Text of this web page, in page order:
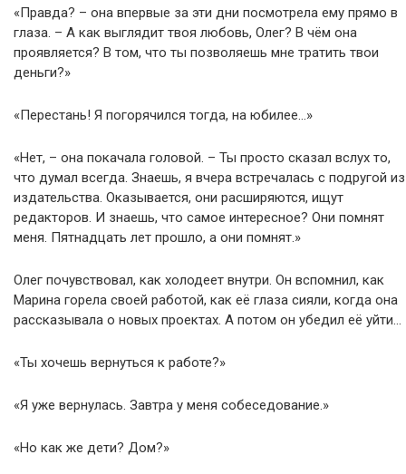
«Правда? – она впервые за эти дни посмотрела ему прямо в
глаза. – А как выглядит твоя любовь, Олег? В чём она
проявляется? В том, что ты позволяешь мне тратить твои
деньги?»
«Перестань! Я погорячился тогда, на юбилее…»
«Нет, – она покачала головой. – Ты просто сказал вслух то,
что думал всегда. Знаешь, я вчера встречалась с подругой из
издательства. Оказывается, они расширяются, ищут
редакторов. И знаешь, что самое интересное? Они помнят
меня. Пятнадцать лет прошло, а они помнят.»
Олег почувствовал, как холодеет внутри. Он вспомнил, как
Марина горела своей работой, как её глаза сияли, когда она
рассказывала о новых проектах. А потом он убедил её уйти…
«Ты хочешь вернуться к работе?»
«Я уже вернулась. Завтра у меня собеседование.»
«Но как же дети? Дом?»